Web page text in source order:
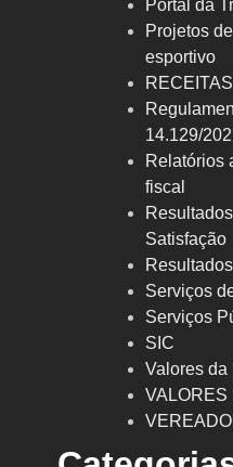
Portal da
Projetos
esportivo
RECEITAS
14.129/
Relatórios
fiscal
Satisfação
Serviços
Serviços
SIC
Valores da
VALORES